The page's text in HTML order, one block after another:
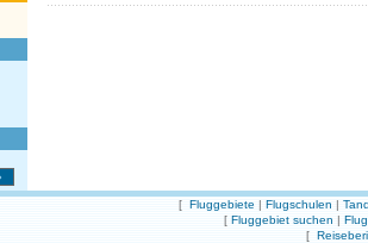
[ Fluggebiete | Flugschulen |
[ Fluggebiet suchen |
[